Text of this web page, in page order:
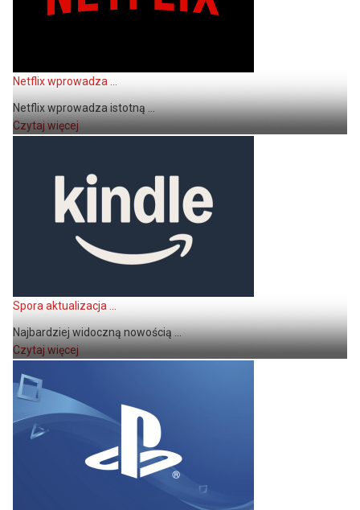
Netflix wprowadza ...
Netflix wprowadza istotną ...
Czytaj więcej
Spora aktualizacja ...
Najbardziej widoczną nowością ...
Czytaj więcej